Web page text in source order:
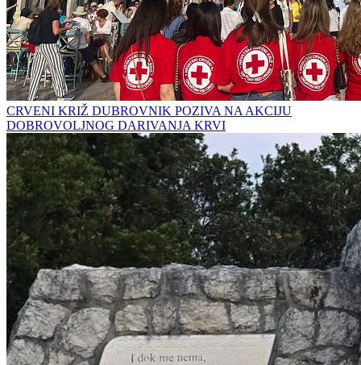
CRVENI KRIŽ DUBROVNIK POZIVA NA AKCIJU
DOBROVOLJNOG DARIVANJA KRVI